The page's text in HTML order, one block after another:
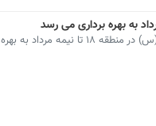
به بهره برداری می رسد
بهره برداری می رسد.